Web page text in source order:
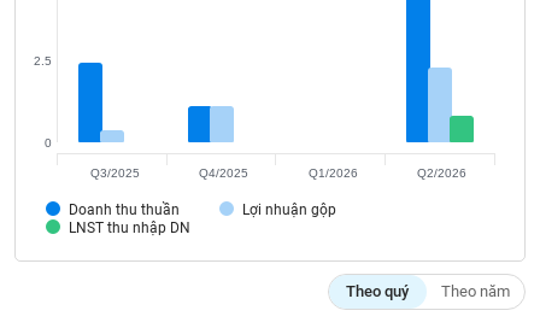
Doanh thu thuần
Lợi nhuận gộp
LNST thu nhập DN
0
2.5
Q3/2025 Q4/2025 Q1/2026 Q2/2026
Theo quý Theo năm
Tin
của
tác
(-)